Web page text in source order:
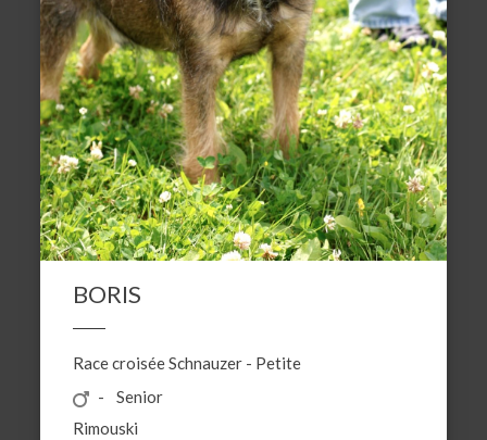
BORIS
Race croiséeSchnauzer - Petite
Senior
Rimouski